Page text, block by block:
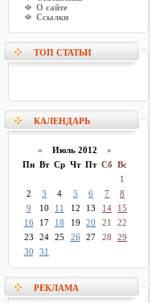
О сайте
Ссылки
ТОП СТАТЬИ
КАЛЕНДАРЬ
« Июль 2012 »
Пн Вт Ср Чт Пт Сб Вс
1
2
3 4 5 6 7
8
9
10 11 12 13 14
15
16
17 18 19 20 21
22
23
24 25 26 27 28
29
30
31
РЕКЛАМА